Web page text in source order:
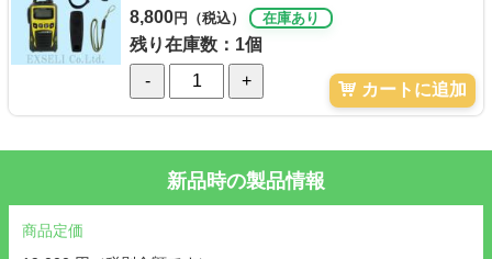
8,800円（税込） 在庫あり
残り在庫数：1個
-
+ カートに追加
新品時の製品情報
商品定価